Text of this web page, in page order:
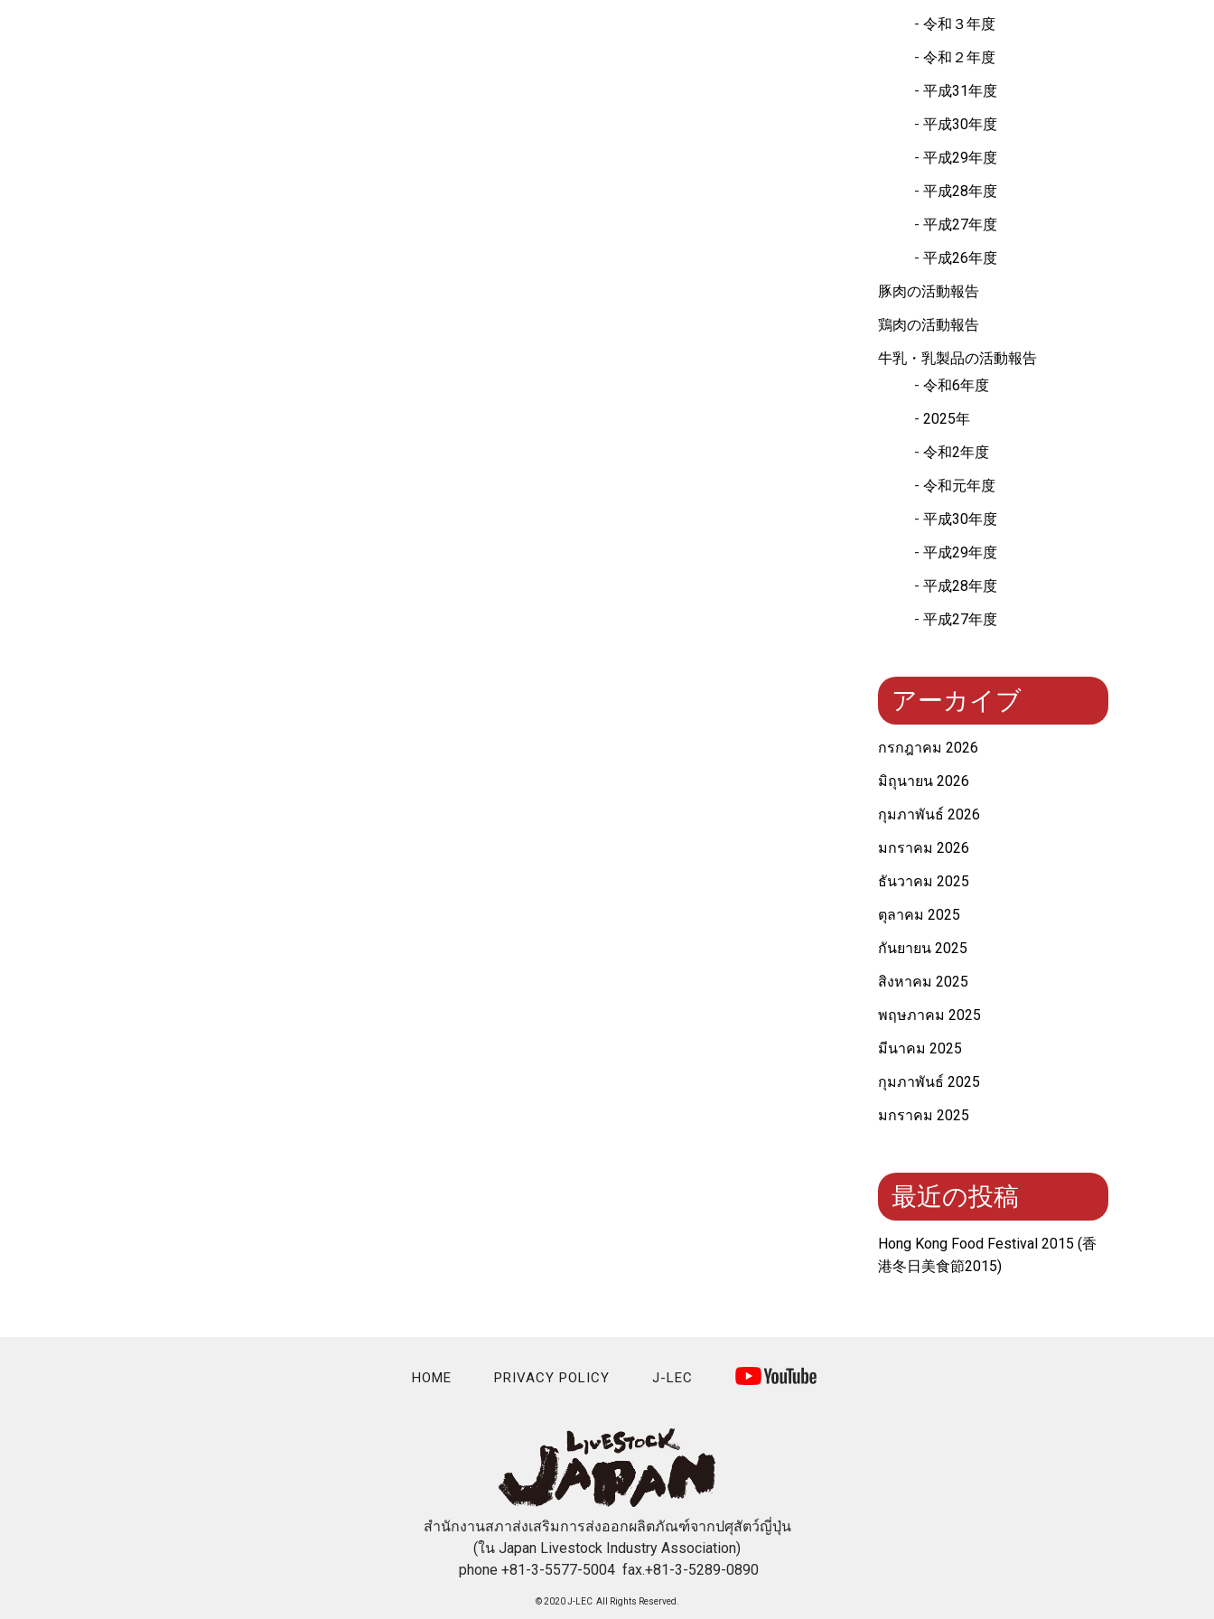
令和３年度
令和２年度
平成31年度
平成30年度
平成29年度
平成28年度
平成27年度
平成26年度
豚肉の活動報告
鶏肉の活動報告
牛乳・乳製品の活動報告
令和6年度
2025年
令和2年度
令和元年度
平成30年度
平成29年度
平成28年度
平成27年度
アーカイブ
กรกฎาคม 2026
มิถุนายน 2026
กุมภาพันธ์ 2026
มกราคม 2026
ธันวาคม 2025
ตุลาคม 2025
กันยายน 2025
สิงหาคม 2025
พฤษภาคม 2025
มีนาคม 2025
กุมภาพันธ์ 2025
มกราคม 2025
最近の投稿
Hong Kong Food Festival 2015 (⾹
港冬⽇美⾷節2015)
HOME PRIVACY POLICY J-LEC
สำนักงานสภาส่งเสริมการส่งออกผลิตภัณฑ์จากปศุสัตว์ญี่ปุ่น
(ใน Japan Livestock Industry Association)
phone +81-3-5577-5004 fax.+81-3-5289-0890
© 2020 J-LEC All Rights Reserved.